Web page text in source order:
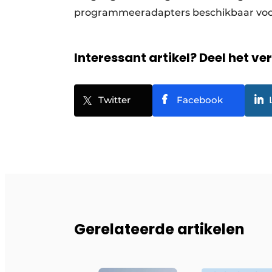
programmeeradapters beschikbaar
Interessant artikel? Deel het
Twitter Facebook
Gerelateerde artikelen